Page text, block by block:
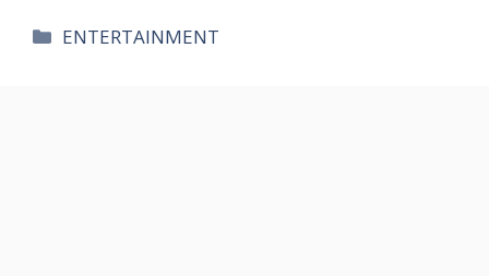
카
ENTERTAINMENT